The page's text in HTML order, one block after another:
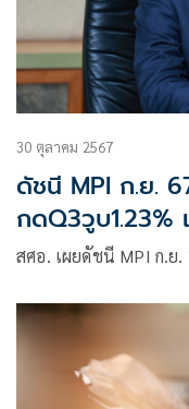
30 ตุลาคม 2567
ดัชนี MPI ก.ย.
กดQ3วูบ
เรือน-NPLสูง
สศอ. เผยดัชนี MPI ก.